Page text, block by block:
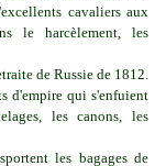
cavaliers aux
le harcèlement, les
de Russie de 1812.
d'empire qui s'enfuient
les canons, les
les bagages de